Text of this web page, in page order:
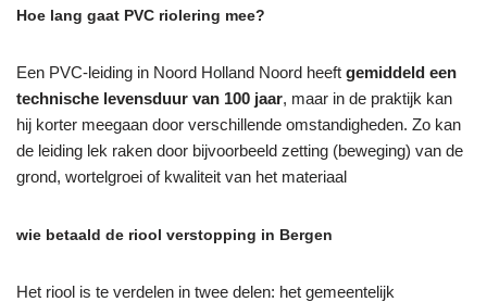
Hoe lang gaat PVC riolering mee?
Een PVC-leiding in Noord Holland Noord heeft gemiddeld een
technische levensduur van 100 jaar, maar in de praktijk kan
hij korter meegaan door verschillende omstandigheden. Zo kan
de leiding lek raken door bijvoorbeeld zetting (beweging) van de
grond, wortelgroei of kwaliteit van het materiaal
wie betaald de riool verstopping in Bergen
Het riool is te verdelen in twee delen: het gemeentelijk